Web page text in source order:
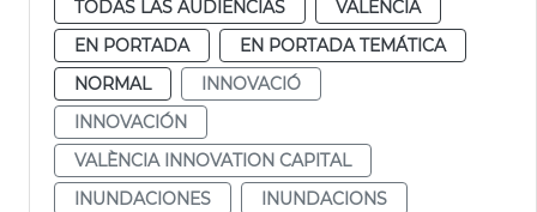
TODAS LAS AUDIENCIAS
VALENCIA
EN PORTADA
EN PORTADA TEMÁTICA
NORMAL
INNOVACIÓ
INNOVACIÓN
VALÈNCIA INNOVATION CAPITAL
INUNDACIONES
INUNDACIONS